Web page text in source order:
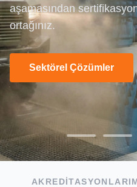
aşamasından
ortağınız.
Sektörel Çözümler
Teklif İsteyin
testlerinden
desteğine kadar tüm
buradayız.
«güçten daha fazlası»
Test Yeteneklerimizi